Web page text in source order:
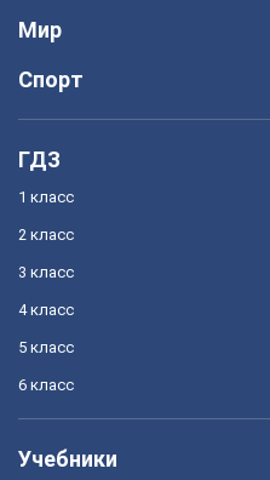
Мир
Спорт
ГДЗ
1 класс
2 класс
3 класс
4 класс
5 класс
6 класс
Учебники